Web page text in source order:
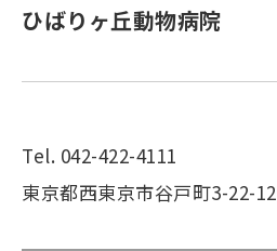
ひばりヶ丘動物病院
Tel. 042-422-4111
東京都西東京市谷戸町3-22-12